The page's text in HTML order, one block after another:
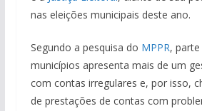
nas eleições municipais deste ano.
Segundo a pesquisa do MPPR,
municípios apresenta mais de um
com contas irregulares e, por isso,
de prestações de contas com